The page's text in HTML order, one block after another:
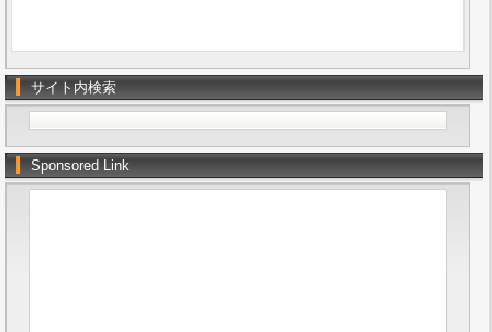
サイト内検索
Sponsored Link